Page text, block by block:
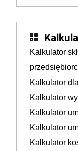
Kalkulator
Kalkulator
Kalkulator
Kalkulator
Kalkulator
Kalkulator